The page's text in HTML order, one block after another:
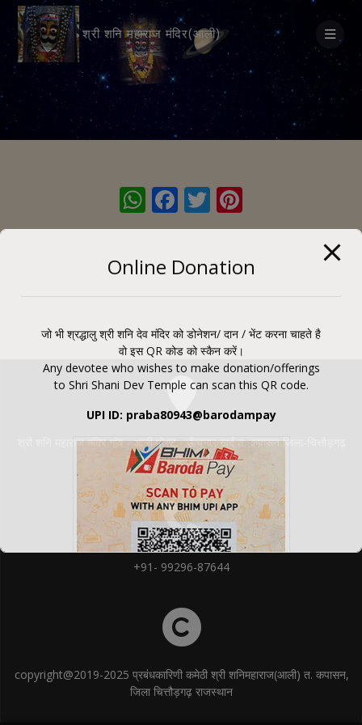
श्री शनि महाराज मंदिर(आली)
W
h
s
p
p
F
ac
b
o
k
T
w
itt
er
nt
e
श्री शनि महाराज मंदिर गांव - आली पोस्ट - ऊँचनार खुर्द त. कपासन जिला-चित्तौड़गढ़
(राजस्थान) पिन - 312202
+91- 99296-87644
copyright@2019-2025 प्रबंधकारिणी कमेठी श्री शनिमहाराज(आली) त. कपासन,
जिला चित्तौड़गढ़ राजस्थान
modal-check
Online Donation
जो भी श्रद्धालु श्री शनि देव मंदिर को डोनेशन/ दान / भेंट करना चाहते है
वो इस QR कोड को स्कैन करें।
Any devotee who wishes to make donation/offerings
to Shri Shani Dev Temple can scan this QR code.
UPI ID: praba80943@barodampay